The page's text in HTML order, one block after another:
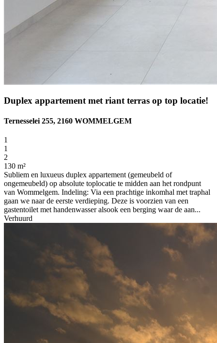
Duplex appartement met riant terras op top locatie!
Ternesselei 255, 2160 WOMMELGEM
1
1
2
130 m²
Subliem en luxueus duplex appartement (gemeubeld of
ongemeubeld) op absolute toplocatie te midden aan het rondpunt
van Wommelgem. Indeling: Via een prachtige inkomhal met traphal
gaan we naar de eerste verdieping. Deze is voorzien van een
gastentoilet met handenwasser alsook een berging waar de aan...
Verhuurd